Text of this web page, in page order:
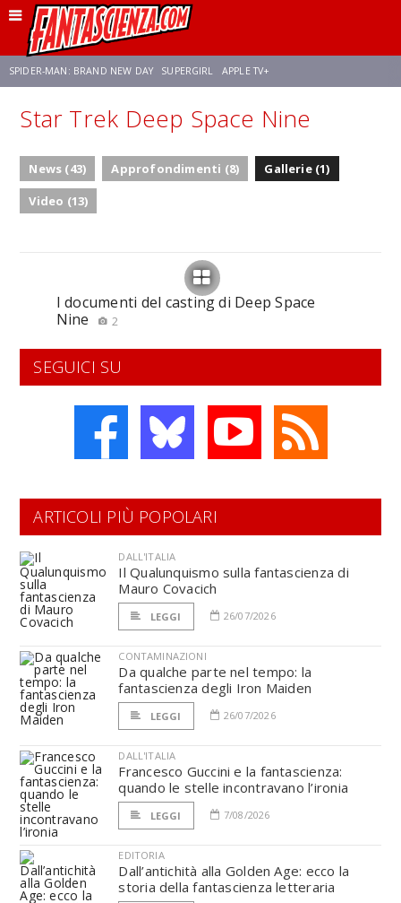
SPIDER-MAN: BRAND NEW DAY SUPERGIRL APPLE TV+
FRANCO RICCIARDIELLO ZENDAYA STAR TREK AVENGERS: DOOMSDAY
NETFLIX SADIE SINK
Star Trek Deep Space Nine
News (43) Approfondimenti (8)
Gallerie (1)
Video (13)
I documenti del casting di Deep Space
Nine
2
SEGUICI SU
ARTICOLI PIÙ POPOLARI
DALL'ITALIA
Il Qualunquismo sulla fantascienza di
Mauro Covacich
LEGGI 26/07/2026
CONTAMINAZIONI
Da qualche parte nel tempo: la
fantascienza degli Iron Maiden
LEGGI 26/07/2026
DALL'ITALIA
Francesco Guccini e la fantascienza:
quando le stelle incontravano l’ironia
LEGGI 7/08/2026
EDITORIA
Dall’antichità alla Golden Age: ecco la
storia della fantascienza letteraria